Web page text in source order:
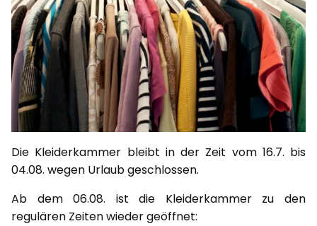
Die Kleiderkammer bleibt in der Zeit vom 16.7. bis
04.08. wegen Urlaub geschlossen.
Ab dem 06.08. ist die Kleiderkammer zu den
regulären Zeiten wieder geöffnet: